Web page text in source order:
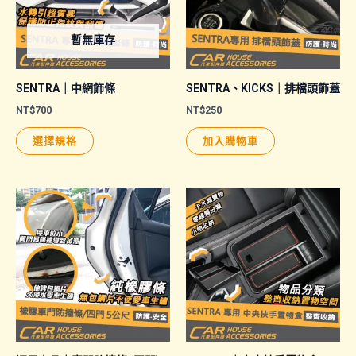
暫無庫存
SENTRA｜中網飾條
NT$700
選擇規格
有
多
種
款
式。
可
在
產
SENTRA、KICKS｜排檔頭飾蓋
NT$250
加入購物車